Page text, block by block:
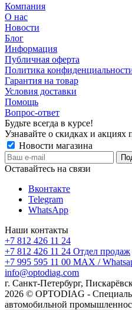
Компания
О нас
Новости
Блог
Информация
Публичная оферта
Политика
Гарантия на товар
Условия доставки
Помощь
Вопрос-ответ
Будьте всегда в курсе!
Узнавайте о скидках и акциях
Новости магазина
Оставайтесь на связи
Вконтакте
Telegram
WhatsApp
Наши контакты
+7 812 426 11 24
+7 812 426 11 24 Отдел продаж
+7 995 595 11 00 MAX /
info@optodiag.com
г. Санкт-Петербург,
2026 © OPTODIAG -
автомобильной